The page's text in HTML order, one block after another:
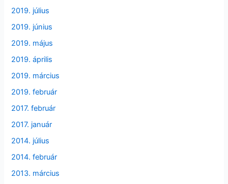
2019. július
2019. június
2019. május
2019. április
2019. március
2019. február
2017. február
2017. január
2014. július
2014. február
2013. március